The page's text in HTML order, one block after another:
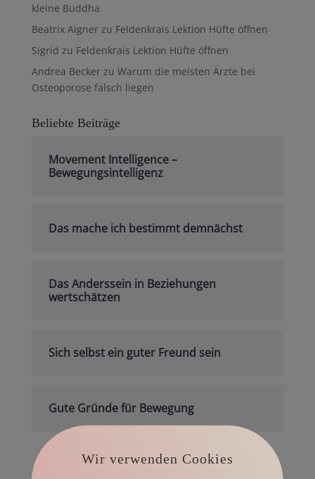
kleine Buddha
Beatrix Aignerzu Feldenkrais Lektion Hüfte öffnen
Sigrid zu Feldenkrais Lektion Hüfte öffnen
Andrea Beckerzu Warum die meisten Ärzte bei
Osteoporose falsch liegen
Beliebte Beiträge
Movement Intelligence –
Bewegungsintelligenz
Das mache ich bestimmt demnächst
Das Anderssein in Beziehungen
wertschätzen
Sich selbst ein guter Freund sein
Gute Gründe für Bewegung
Archiv
Wir verwenden Cookies